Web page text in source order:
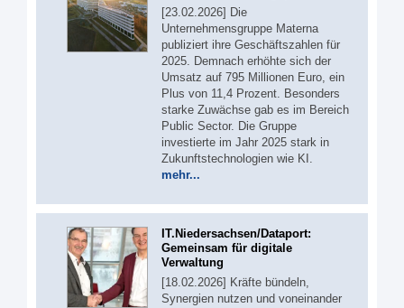
[23.02.2026] Die
Unternehmensgruppe Materna
publiziert ihre Geschäftszahlen für
2025. Demnach erhöhte sich der
Umsatz auf 795 Millionen Euro, ein
Plus von 11,4 Prozent. Besonders
starke Zuwächse gab es im Bereich
Public Sector. Die Gruppe
investierte im Jahr 2025 stark in
Zukunftstechnologien wie KI.
mehr...
IT.Niedersachsen/Dataport:
Gemeinsam für digitale
Verwaltung
[18.02.2026] Kräfte bündeln,
Synergien nutzen und voneinander